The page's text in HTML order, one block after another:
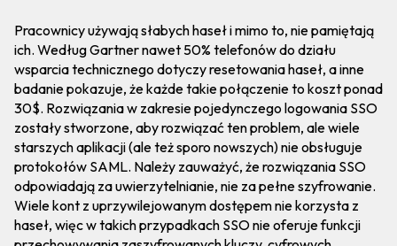
Pracownicy używają słabych haseł i mimo to, nie pamiętają
ich. Według Gartner nawet 50% telefonów do działu
wsparcia technicznego dotyczy resetowania haseł, a inne
badanie pokazuje, że każde takie połączenie to koszt ponad
30$. Rozwiązania w zakresie pojedynczego logowania SSO
zostały stworzone, aby rozwiązać ten problem, ale wiele
starszych aplikacji (ale też sporo nowszych) nie obsługuje
protokołów SAML. Należy zauważyć, że rozwiązania SSO
odpowiadają za uwierzytelnianie, nie za pełne szyfrowanie.
Wiele kont z uprzywilejowanym dostępem nie korzysta z
haseł, więc w takich przypadkach SSO nie oferuje funkcji